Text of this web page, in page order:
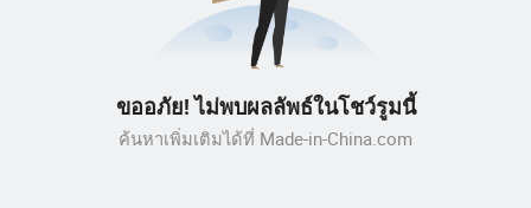
ขออภัย! ไม่พบผลลัพธ์ในโชว์รูมนี้
ค้นหาเพิ่มเติมได้ที่ Made-in-China.com